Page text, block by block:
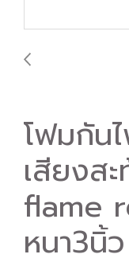
โฟมกัน
เสียงส
flame
หนา3นิ้ว